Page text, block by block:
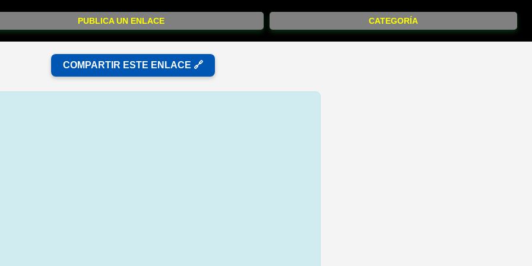
PUBLICA UN ENLACE CATEGORÍA
COMPARTIR ESTE ENLACE 🔗